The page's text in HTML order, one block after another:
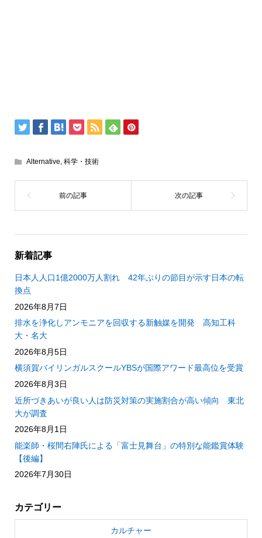
Alternative, 科学・技術
新着記事
日本人人口1億2000万人割れ 42年ぶりの節目が示す日本の転
換点
2026年8月7日
排水を浄化しアンモニアを回収する新触媒を開発 高知工科
大・名大
2026年8月5日
横須賀バイリンガルスクールYBSが国際アワード最高位を受賞
2026年8月3日
近所づきあいが良い人は防災対策の実施割合が高い傾向 東北
大が調査
2026年8月1日
能楽師・桜間右陣氏による「富士見舞台」の特別な能鑑賞体験
【後編】
2026年7月30日
カテゴリー
カルチャー